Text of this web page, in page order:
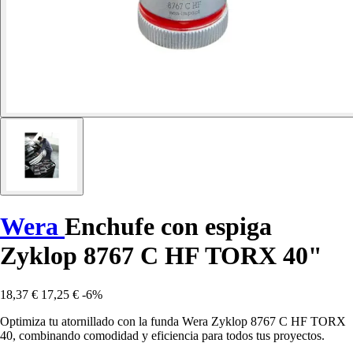
Wera Enchufe con espiga
Zyklop 8767 C HF TORX 40"
18,37 € 17,25 € -6%
Optimiza tu atornillado con la funda Wera Zyklop 8767 C HF TORX
40, combinando comodidad y eficiencia para todos tus proyectos.